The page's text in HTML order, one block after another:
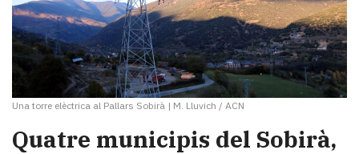
Una torre elèctrica al Pallars Sobirà | M. Lluvich / ACN
Quatre municipis del Sobirà,